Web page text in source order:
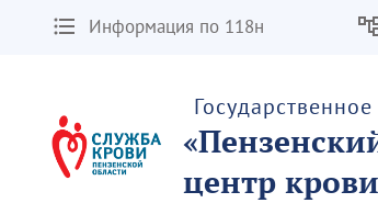
Информация по 118н
центр